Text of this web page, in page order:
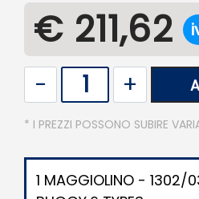
€ 211,62
* I PREZZI POSSONO SUBIRE
1 MAGGIOLINO - 1302/